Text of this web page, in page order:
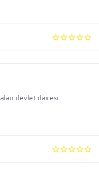
devlet dairesi.